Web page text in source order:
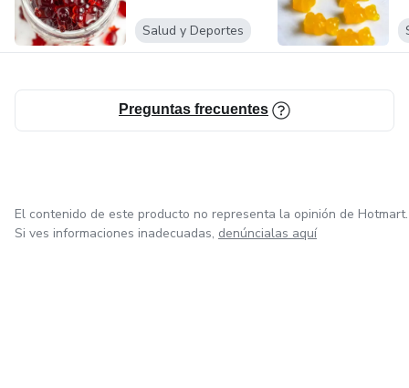
Salud y Deportes
Preguntas frecuentes
El contenido de este producto no representa la opinión de Hotmart.
Si ves informaciones inadecuadas, denúncialas aquí